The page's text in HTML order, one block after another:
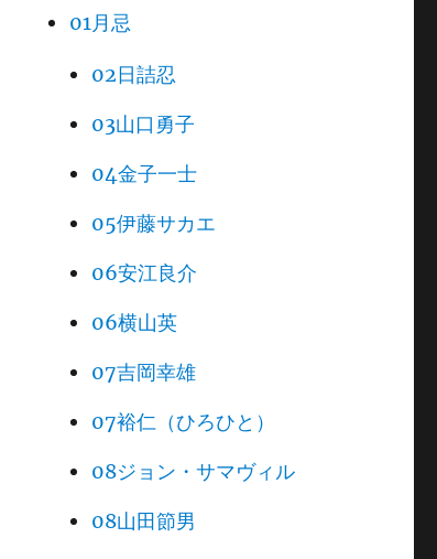
01月忌
02日詰忍
03山口勇子
04金子一士
05伊藤サカエ
06安江良介
06横山英
07吉岡幸雄
07裕仁（ひろひと）
08ジョン・サマヴィル
08山田節男